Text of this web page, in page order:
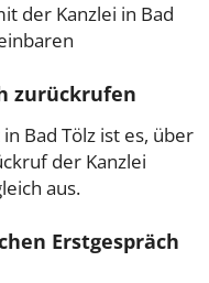
der Kanzlei in Bad
zurückrufen
Bad Tölz ist es, über
der Kanzlei
aus.
Erstgespräch